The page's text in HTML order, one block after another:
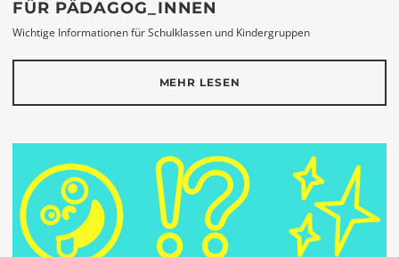
FÜR PÄDAGOG_INNEN
Wichtige Informationen für Schulklassen und Kindergruppen
MEHR LESEN